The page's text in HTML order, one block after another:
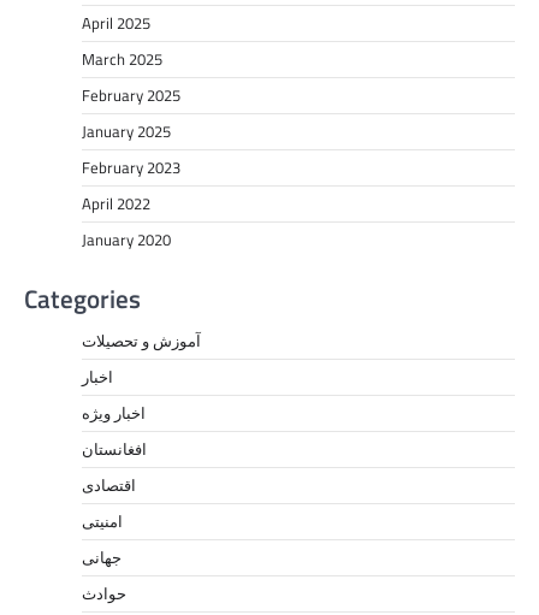
April 2025
March 2025
February 2025
January 2025
February 2023
April 2022
January 2020
Categories
آموزش و تحصیلات
اخبار
اخبار ویژه
افغانستان
اقتصادی
امنیتی
جهانی
حوادث